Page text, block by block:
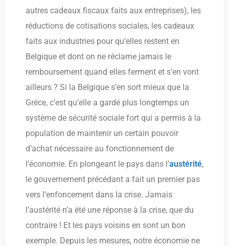
autres cadeaux fiscaux faits aux entreprises), les
réductions de cotisations sociales, les cadeaux
faits aux industries pour qu’elles restent en
Belgique et dont on ne réclame jamais le
remboursement quand elles ferment et s’en vont
ailleurs ? Si la Belgique s’en sort mieux que la
Grèce, c’est qu’elle a gardé plus longtemps un
système de sécurité sociale fort qui a permis à la
population de maintenir un certain pouvoir
d’achat nécessaire au fonctionnement de
l’économie. En plongeant le pays dans l’austérité,
le gouvernement précédant a fait un premier pas
vers l’enfoncement dans la crise. Jamais
l’austérité n’a été une réponse à la crise, que du
contraire ! Et les pays voisins en sont un bon
exemple. Depuis les mesures, notre économie ne